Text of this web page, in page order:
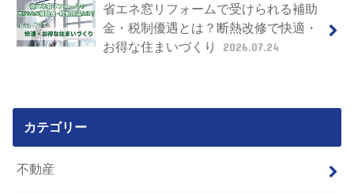
省エネ窓リフォームで受けられる補助
金・税制優遇とは？断熱改修で快適・
お得な住まいづくり
2026.07.24
カテゴリー
不動産